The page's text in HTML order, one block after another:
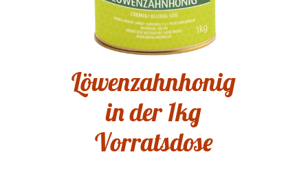
Löwenzahnhonig
in der 1kg
Vorratsdose